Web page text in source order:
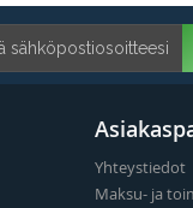
Yhteystiedot
Maksu- ja